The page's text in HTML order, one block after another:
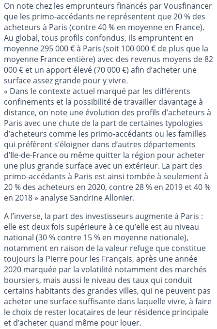
On note chez les emprunteurs financés par Vousfinancer
que les primo-accédants ne représentent que 20 % des
acheteurs à Paris (contre 40 % en moyenne en France).
Au global, tous profils confondus, ils empruntent en
moyenne 295 000 € à Paris (soit 100 000 € de plus que la
moyenne France entière) avec des revenus moyens de 82
000 € et un apport élevé (70 000 €) afin d’acheter une
surface assez grande pour y vivre.
« Dans le contexte actuel marqué par les différents
confinements et la possibilité de travailler davantage à
distance, on note une évolution des profils d’acheteurs à
Paris avec une chute de la part de certaines typologies
d’acheteurs comme les primo-accédants ou les familles
qui préfèrent s’éloigner dans d’autres départements
d’Ile-de-France ou même quitter la région pour acheter
une plus grande surface avec un extérieur. La part des
primo-accédants à Paris est ainsi tombée à seulement à
20 % des acheteurs en 2020, contre 28 % en 2019 et 40 %
en 2018 » analyse Sandrine Allonier.
A l’inverse, la part des investisseurs augmente à Paris :
elle est deux fois supérieure à ce qu’elle est au niveau
national (30 % contre 15 % en moyenne nationale),
notamment en raison de la valeur refuge que constitue
toujours la Pierre pour les Français, après une année
2020 marquée par la volatilité notamment des marchés
boursiers, mais aussi le niveau des taux qui conduit
certains habitants des grandes villes, qui ne peuvent pas
acheter une surface suffisante dans laquelle vivre, à faire
le choix de rester locataires de leur résidence principale
et d’acheter quand même pour louer.